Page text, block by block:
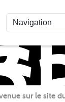
sur le site
cookies